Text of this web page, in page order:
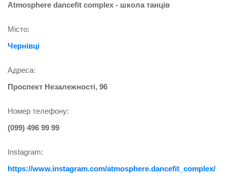
Atmosphere dancefit complex - школа танців
Місто:
Чернівці
Адреса:
Проспект Незалежності, 96
Номер телефону:
(099) 496 99 99
Instagram:
https://www.instagram.com/atmosphere.dancefit_complex/